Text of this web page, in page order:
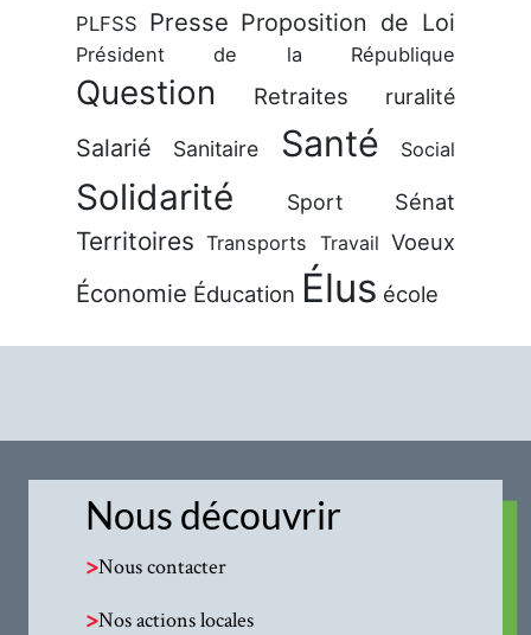
PLFSS Presse Proposition de Loi
Président de la République
Question Retraites ruralité
Salarié Sanitaire Santé Social
Solidarité Sport Sénat
Territoires Transports Travail Voeux
Économie Éducation Élus école
Nous découvrir
>Nous contacter
>Nos actions locales